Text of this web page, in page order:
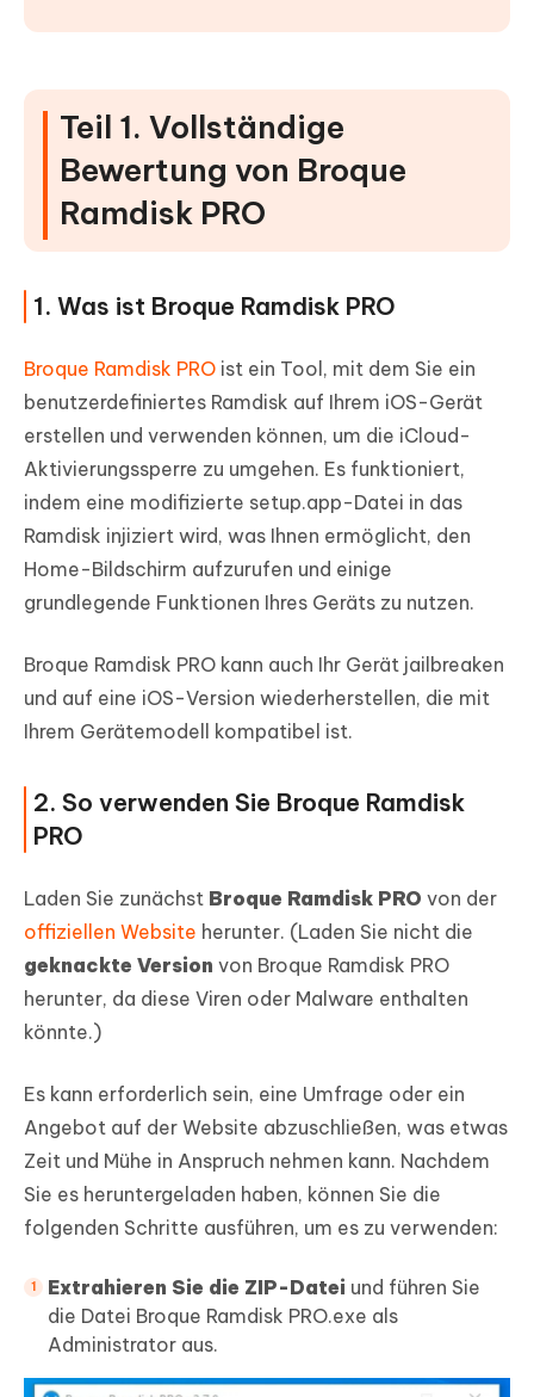
Teil 1. Vollständige
Bewertung von Broque
Ramdisk PRO
1. Was ist Broque Ramdisk PRO
Broque Ramdisk PRO ist ein Tool, mit dem Sie ein
benutzerdefiniertes Ramdisk auf Ihrem iOS-Gerät
erstellen und verwenden können, um die iCloud-
Aktivierungssperre zu umgehen. Es funktioniert,
indem eine modifizierte setup.app-Datei in das
Ramdisk injiziert wird, was Ihnen ermöglicht, den
Home-Bildschirm aufzurufen und einige
grundlegende Funktionen Ihres Geräts zu nutzen.
Broque Ramdisk PRO kann auch Ihr Gerät jailbreaken
und auf eine iOS-Version wiederherstellen, die mit
Ihrem Gerätemodell kompatibel ist.
2. So verwenden Sie Broque Ramdisk
PRO
Laden Sie zunächst Broque Ramdisk PRO von der
offiziellen Website herunter. (Laden Sie nicht die
geknackte Version von Broque Ramdisk PRO
herunter, da diese Viren oder Malware enthalten
könnte.)
Es kann erforderlich sein, eine Umfrage oder ein
Angebot auf der Website abzuschließen, was etwas
Zeit und Mühe in Anspruch nehmen kann. Nachdem
Sie es heruntergeladen haben, können Sie die
folgenden Schritte ausführen, um es zu verwenden:
Extrahieren Sie die ZIP-Datei und führen Sie
die Datei Broque Ramdisk PRO.exe als
Administrator aus.